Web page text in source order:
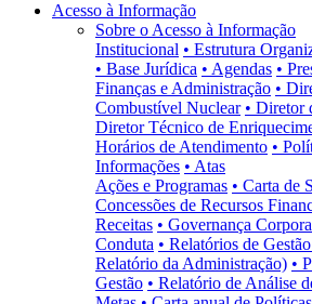
Acesso à Informação
Sobre o Acesso à Informação
Institucional • Estrutura
• Base Jurídica • Agendas •
Finanças e Administração •
Combustível Nuclear • Diretor
Diretor Técnico de
Horários de Atendimento •
Informações • Atas
Ações e Programas • Carta de
Concessões de Recursos
Receitas • Governança
Conduta • Relatórios de
Relatório da Administração) •
Gestão • Relatório de Análise